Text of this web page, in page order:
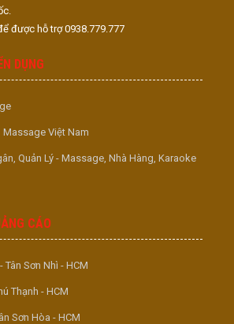
được hỗ trợ 0938.779.777
DỤNG
Việt Nam
Quản Lý - Massage, Nhà Hàng, Karaoke
CÁO
Sơn Nhì - HCM
Thạnh - HCM
Sơn Hòa - HCM